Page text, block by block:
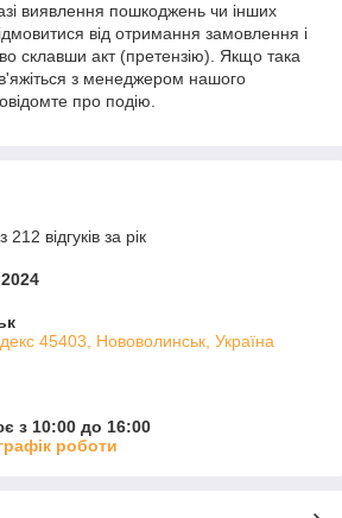
виявлення пошкоджень чи інших
від отримання замовлення і
склавши акт (претензію). Якщо така
з менеджером нашого
про подію.
відгуків за рік
45403, Нововолинськ, Україна
з 10:00 до 16:00
роботи